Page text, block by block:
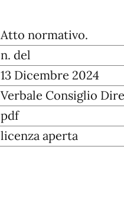
Atto normativo.
n. del
13 Dicembre 2024
Verbale Consiglio
pdf
licenza aperta